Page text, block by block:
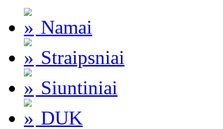
Namai
Straipsniai
Siuntiniai
DUK